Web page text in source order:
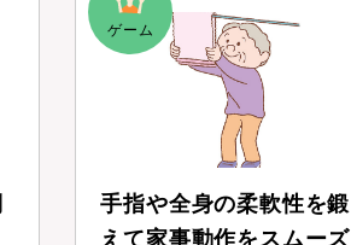
手指や全身の柔軟性を鍛
えて家事動作をスムーズ